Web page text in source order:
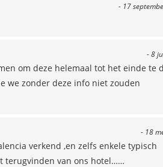
- 17
- 8
om deze helemaal tot het einde te
we zonder deze info niet zouden
- 18
verkend ,en zelfs enkele typisch
terugvinden van ons hotel……